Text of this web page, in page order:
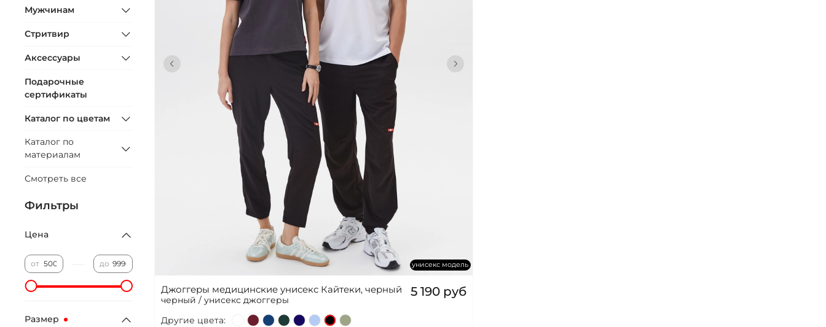
унисекс модель
Джоггеры медицинские унисекс Кайтеки, черный
черный / унисекс джоггеры
5 190 руб
Другие цвета:
Мужчинам
Стритвир
Аксессуары
Подарочные
сертификаты
Каталог по цветам
Каталог по
материалам
Смотреть все
Фильтры
Цена
от до
Размер